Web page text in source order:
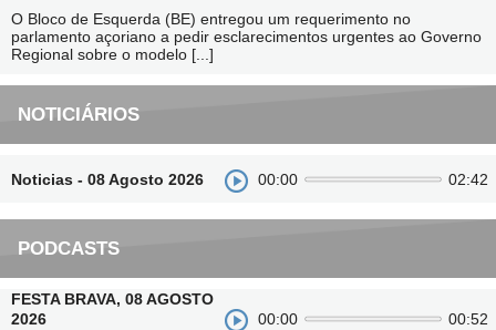
O Bloco de Esquerda (BE) entregou um requerimento no
parlamento açoriano a pedir esclarecimentos urgentes ao Governo
Regional sobre o modelo [...]
NOTICIÁRIOS
Noticias - 08 Agosto 2026 00:00 02:42
PODCASTS
FESTA BRAVA, 08 AGOSTO
2026
00:00 00:52